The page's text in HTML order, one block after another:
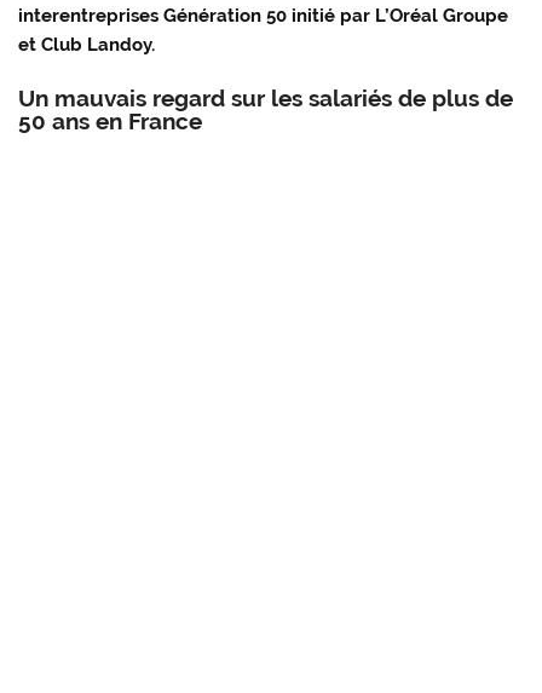
interentreprises Génération 50 initié par L’Oréal Groupe
et Club Landoy.
Un mauvais regard sur les salariés de plus de
50 ans en France